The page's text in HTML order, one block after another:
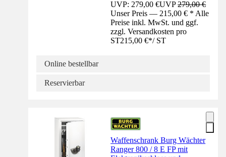
UVP: 279,00 €UVP279,00 €
Unser Preis — 215,00 € * Alle
Preise inkl. MwSt. und ggf.
zzgl. Versandkosten pro
ST215,00 €*/ ST
Online bestellbar
Reservierbar
Waffenschrank Burg Wächter
Ranger 800 / 8 E FP mit